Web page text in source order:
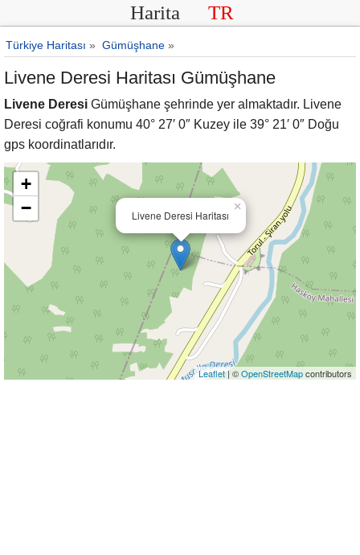
Harita TR
Türkiye Haritası » Gümüşhane »
Livene Deresi Haritası Gümüşhane
Livene Deresi Gümüşhane şehrinde yer almaktadır. Livene
Deresi coğrafi konumu 40° 27′ 0″ Kuzey ile 39° 21′ 0″ Doğu
gps koordinatlarıdır.
Livene Deresi Haritası
×
+
−
Leaflet| ©OpenStreetMapcontributors